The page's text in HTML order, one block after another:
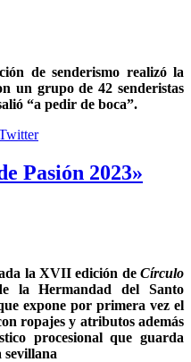
de senderismo realizó la
un grupo de 42 senderistas
“a pedir de boca”.
Pasión 2023»
la XVII edición de Círculo
la Hermandad del Santo
expone por primera vez el
ropajes y atributos además
procesional que guarda
sevillana